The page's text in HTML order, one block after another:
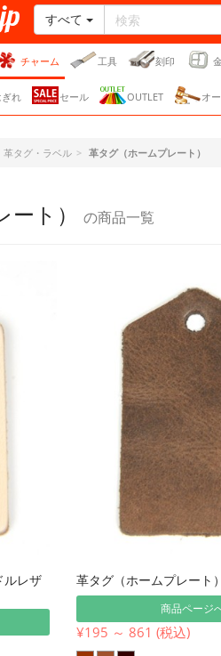
すべて
チャーム 工具 刻印
れ セール OUTLET オ
革タグ・ラベル 革タグ（ホームプレート）
ト） の商品一覧
ルレザ 革タグ（ホームプレート
商品ページ
¥195 ～ 861 (税込)